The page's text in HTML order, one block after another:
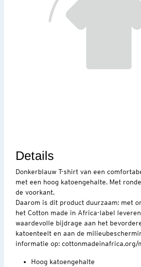
Details
Donkerblauw T-shirt van een
met een hoog katoengehalte. Met
de voorkant.
Daarom is dit product duurzaam: met
het Cotton made in Africa-label
waardevolle bijdrage aan het
katoenteelt en aan de
informatie op: cottonmadeinafrica.org/
Hoog katoengehalte